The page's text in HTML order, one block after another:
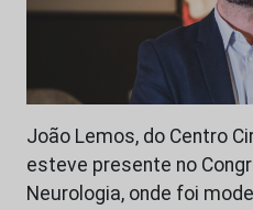
João Lemos, do Centro
esteve presente no
Neurologia, onde foi